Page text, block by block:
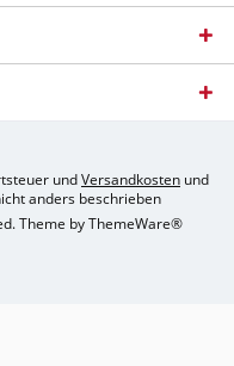
undVersandkosten und
anders beschrieben
Theme byThemeWare®